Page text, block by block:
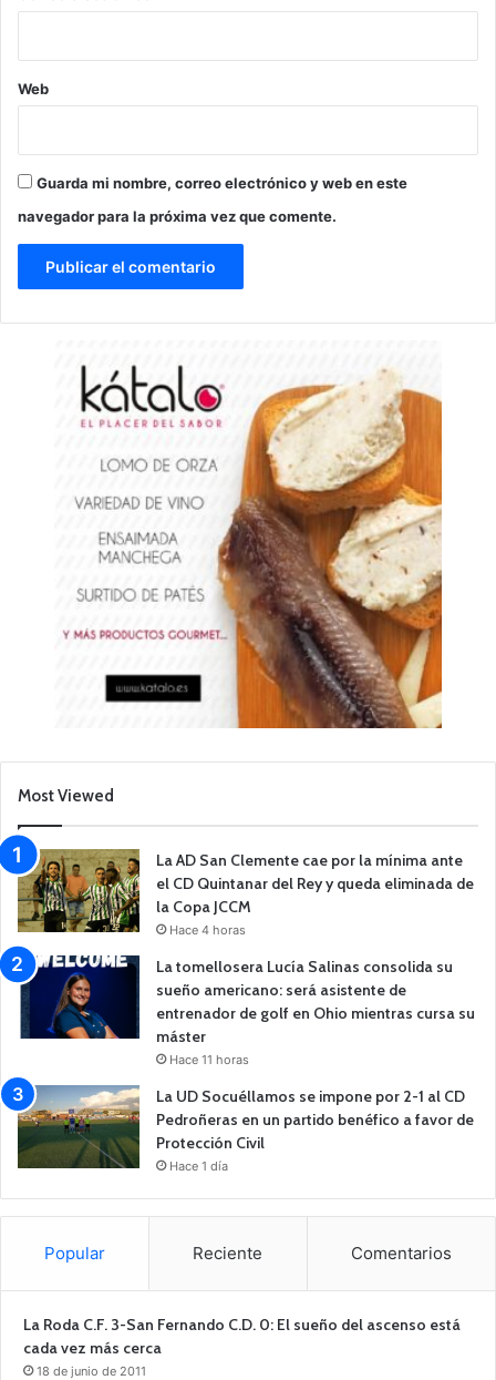
Web
Guarda mi nombre, correo electrónico y web en este
navegador para la próxima vez que comente.
Most Viewed
La AD San Clemente cae por la mínima ante
el CD Quintanar del Rey y queda eliminada de
la Copa JCCM
Hace 4 horas
La tomellosera Lucía Salinas consolida su
sueño americano: será asistente de
entrenador de golf en Ohio mientras cursa su
máster
Hace 11 horas
La UD Socuéllamos se impone por 2-1 al CD
Pedroñeras en un partido benéfico a favor de
Protección Civil
Hace 1 día
Popular Reciente Comentarios
La Roda C.F. 3-San Fernando C.D. 0: El sueño del ascenso está
cada vez más cerca
18 de junio de 2011